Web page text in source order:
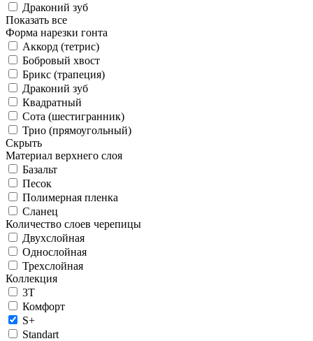
Драконий зуб
Показать все
Форма нарезки гонта
Аккорд (тетрис)
Бобровый хвост
Брикс (трапеция)
Драконий зуб
Квадратный
Сота (шестигранник)
Трио (прямоугольный)
Скрыть
Материал верхнего слоя
Базальт
Песок
Полимерная пленка
Сланец
Количество слоев черепицы
Двухслойная
Однослойная
Трехслойная
Коллекция
3T
Комфорт
S+
Standart